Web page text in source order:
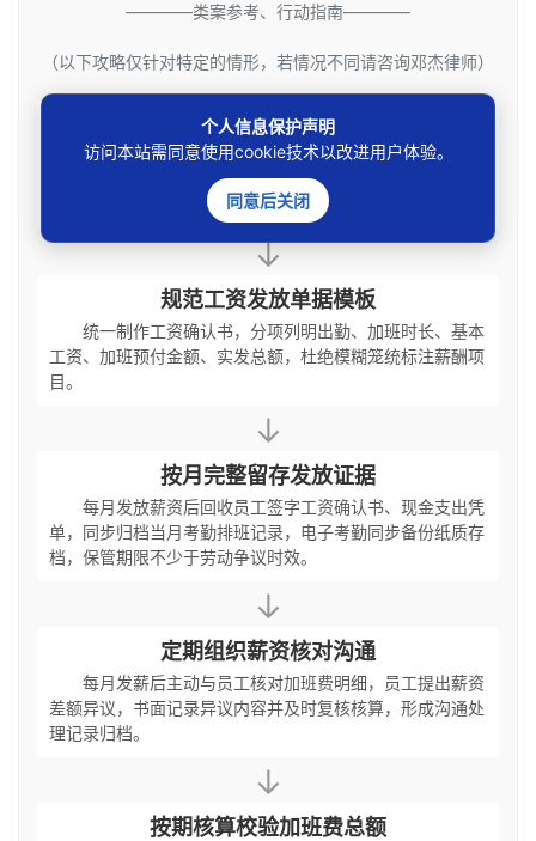
————类案参考、行动指南————
（以下攻略仅针对特定的情形，若情况不同请咨询邓杰律师）
完善加班预付内部制度
制定书面薪酬管理办法，明确加班时长核算、预付加班
费计算标准，组织全体员工学习签字确认制度知晓记录，完
成制度公示留存存档。
↓
规范工资发放单据模板
统一制作工资确认书，分项列明出勤、加班时长、基本
工资、加班预付金额、实发总额，杜绝模糊笼统标注薪酬项
目。
↓
按月完整留存发放证据
每月发放薪资后回收员工签字工资确认书、现金支出凭
单，同步归档当月考勤排班记录，电子考勤同步备份纸质存
档，保管期限不少于劳动争议时效。
↓
定期组织薪资核对沟通
每月发薪后主动与员工核对加班费明细，员工提出薪资
差额异议，书面记录异议内容并及时复核核算，形成沟通处
理记录归档。
↓
按期核算校验加班费总额
个人信息保护声明
访问本站需同意使用cookie技术以改进用户体验。
同意后关闭